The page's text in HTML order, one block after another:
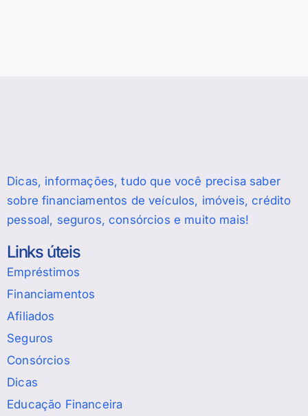
Dicas, informações, tudo que você precisa saber
sobre financiamentos de veículos, imóveis, crédito
pessoal, seguros, consórcios e muito mais!
Links úteis
Empréstimos
Financiamentos
Afiliados
Seguros
Consórcios
Dicas
Educação Financeira